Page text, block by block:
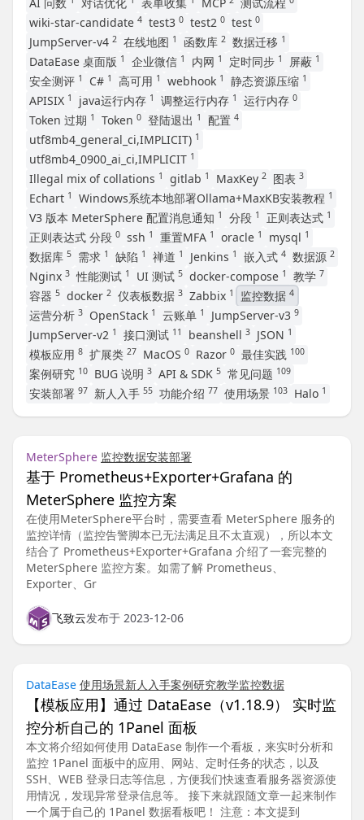
wiki-star-candidate 4 test3 0 test2 0 test 0
JumpServer-v4 2 在线地图 1 函数库 2 数据迁移 1
DataEase 桌面版 1 企业微信 1 内网 1 定时同步 1 屏蔽 1
安全测评 1 C# 1 高可用 1 webhook 1 静态资源压缩 1
APISIX 1 java运行内存 1 调整运行内存 1 运行内存 0
Token 过期 1 Token 0 登陆退出 1 配置 4
utf8mb4_general_ci,IMPLICIT) 1
utf8mb4_0900_ai_ci,IMPLICIT 1
Illegal mix of collations 1 gitlab 1 MaxKey 2 图表 3
Echart 1 Windows系统本地部署Ollama+MaxKB安装教程 1
V3 版本 MeterSphere 配置消息通知 1 分段 1 正则表达式 1
正则表达式 分段 0 ssh 1 重置MFA 1 oracle 1 mysql 1
数据库 5 需求 1 缺陷 1 禅道 1 Jenkins 1 嵌入式 4 数据源 2
Nginx 3 性能测试 1 UI 测试 5 docker-compose 1 教学 7
容器 5 docker 2 仪表板数据 3 Zabbix 1 监控数据 4
运营分析 3 OpenStack 1 云账单 1 JumpServer-v3 9
JumpServer-v2 1 接口测试 11 beanshell 3 JSON 1
模板应用 8 扩展类 27 MacOS 0 Razor 0 最佳实践 100
案例研究 10 BUG 说明 3 API & SDK 5 常见问题 109
安装部署 97 新人入手 55 功能介绍 77 使用场景 103 Halo 1
MeterSphere 监控数据安装部署
基于 Prometheus+Exporter+Grafana 的
MeterSphere 监控方案
在使用MeterSphere平台时，需要查看 MeterSphere 服务的
监控详情（监控告警脚本已无法满足且不太直观），所以本文
结合了 Prometheus+Exporter+Grafana 介绍了一套完整的
MeterSphere 监控方案。如需了解 Prometheus、
Exporter、Gr
飞致云发布于 2023-12-06
DataEase 使用场景新人入手案例研究教学监控数据
【模板应用】通过 DataEase（v1.18.9） 实时监
控分析自己的 1Panel 面板
本文将介绍如何使用 DataEase 制作一个看板，来实时分析和
监控 1Panel 面板中的应用、网站、定时任务的状态，以及
SSH、WEB 登录日志等信息，方便我们快速查看服务器资源使
用情况，发现异常登录信息等。 接下来就跟随文章一起来制作
一个属于自己的 1Panel 数据看板吧！ 注意：本文提到